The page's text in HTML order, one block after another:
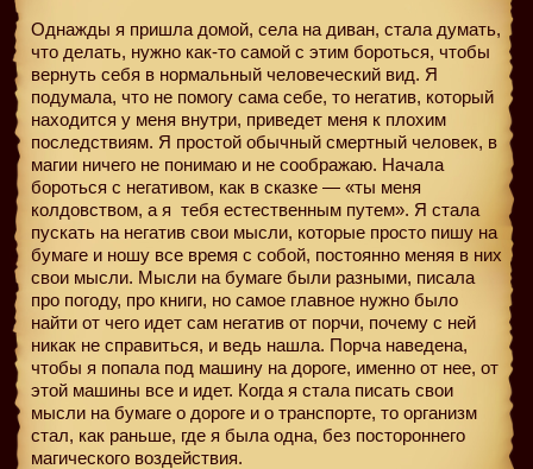
Однажды я пришла домой, села на диван, стала думать,
что делать, нужно как-то самой с этим бороться, чтобы
вернуть себя в нормальный человеческий вид. Я
подумала, что не помогу сама себе, то негатив, который
находится у меня внутри, приведет меня к плохим
последствиям. Я простой обычный смертный человек, в
магии ничего не понимаю и не соображаю. Начала
бороться с негативом, как в сказке — «ты меня
колдовством, а я тебя естественным путем». Я стала
пускать на негатив свои мысли, которые просто пишу на
бумаге и ношу все время с собой, постоянно меняя в них
свои мысли. Мысли на бумаге были разными, писала
про погоду, про книги, но самое главное нужно было
найти от чего идет сам негатив от порчи, почему с ней
никак не справиться, и ведь нашла. Порча наведена,
чтобы я попала под машину на дороге, именно от нее, от
этой машины все и идет. Когда я стала писать свои
мысли на бумаге о дороге и о транспорте, то организм
стал, как раньше, где я была одна, без постороннего
магического воздействия.